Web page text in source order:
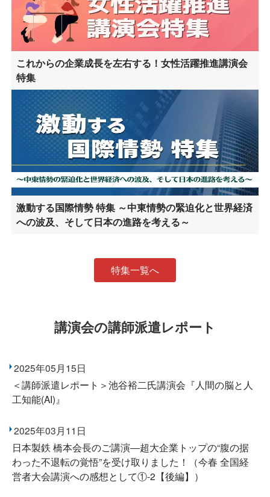
これからの企業成長を左右する！女性活躍推進講演会
特集
激動する国際情勢 特集 ～中東情勢の緊迫化と世界経済
への波及、そして日本の進路を考える～
特集一覧へ
講演会の講師派遣レポート
2025年05月15日
＜講師派遣レポート＞池谷裕二氏講演会『人間の脳と人
工知能(AI)』
2025年03月11日
日本製鉄 橋本会長のご講演―超大企業トップの“腹の据
わった不退転の覚悟”を受け取りました！（今春 全国経
営者大会講演への感想として①-2【後編】）